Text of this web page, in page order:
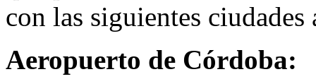
con las siguientes ciudades
Aeropuerto de Córdoba: